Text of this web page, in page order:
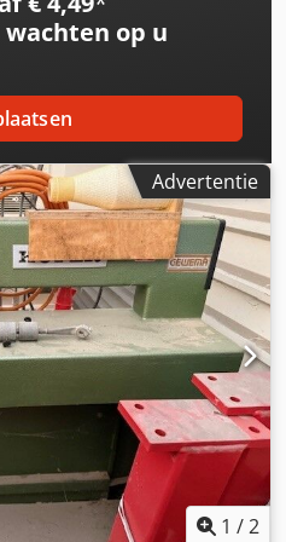
wachten op u
Advertentie
1 /2